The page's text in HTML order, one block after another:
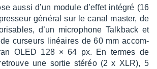
aussi d’un module d’ef­fet inté­gré (16
géné­ral sur le canal master, de
d’un micro­phone Talk­back et
curseurs linéaires de 60 mm accom­
OLED 128 × 64 px. En termes de
une sortie stéréo (2 x XLR), 5